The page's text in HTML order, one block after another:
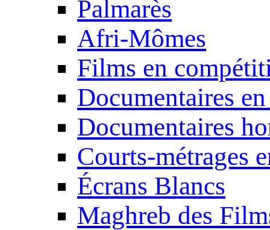
Palmarès
Afri-Mômes
Films en
Documentaires
Documentaires
Courts-métrages
Écrans Blancs
Maghreb des